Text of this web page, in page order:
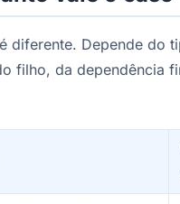
diferente. Depende do
filho, da dependência